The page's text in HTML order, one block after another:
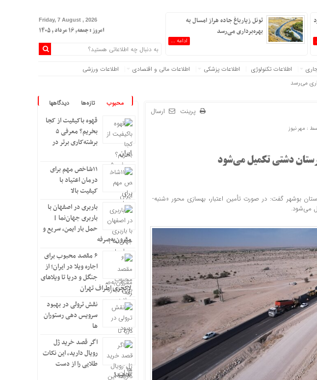
تونل زیارباغ جاده هراز امسال به
بهره‌برداری می‌رسد
ادامه ...
Friday, 7 August , 2026
امروز : جمعه, ۱۶ مرداد , ۱۴۰۵
اطلاعات تکنولوژی اطلاعات پزشکی اطلاعات مالی و اقتصادی اطلاعات ورزشی
می‌رسد
ارسال پرینت
: مهر نیوز
دشتی تکمیل می‌شود
بوشهر گفت: در صورت تأمین اعتبار، بهسازی محور «شنبه-
می‌شود.
محبوب تازه‌ها دیدگاهها
قهوه باکیفیت از کجا
بخریم؟ معرفی ۵
برشته‌کاری برتر در
ایران
۱۱شاخص مهم برای
درمان اعتیاد با
کیفیت بالا
باربری در اصفهان با
باربری جهان‌نما |
حمل بار ایمن، سریع و
مقرون‌به‌صرفه
۶ مقصد محبوب برای
اجاره ویلا در ایران؛ از
جنگل و دریا تا ویلاهای
لاکچری اطراف تهران
نقش ترولی در بهبود
سرویس دهی رستوران
ها
اگر قصد خرید ژل
رویال دارید، این نکات
طلایی را از دست
ندهید!